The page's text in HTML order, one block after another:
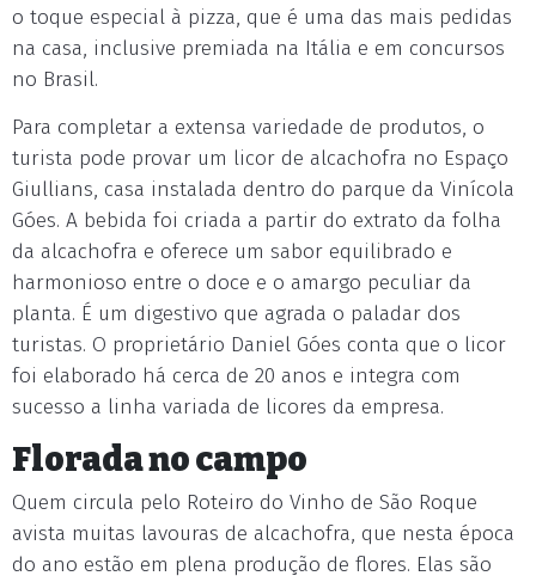
o toque especial à pizza, que é uma das mais pedidas
na casa, inclusive premiada na Itália e em concursos
no Brasil.
Para completar a extensa variedade de produtos, o
turista pode provar um licor de alcachofra no Espaço
Giullians, casa instalada dentro do parque da Vinícola
Góes. A bebida foi criada a partir do extrato da folha
da alcachofra e oferece um sabor equilibrado e
harmonioso entre o doce e o amargo peculiar da
planta. É um digestivo que agrada o paladar dos
turistas. O proprietário Daniel Góes conta que o licor
foi elaborado há cerca de 20 anos e integra com
sucesso a linha variada de licores da empresa.
Florada no campo
Quem circula pelo Roteiro do Vinho de São Roque
avista muitas lavouras de alcachofra, que nesta época
do ano estão em plena produção de flores. Elas são